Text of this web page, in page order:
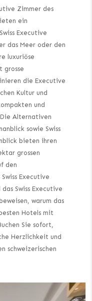
Zimmer des
ein
Executive
das Meer oder den
luxuriöse
grosse
die Executive
Kultur und
und
Alternativen
sowie Swiss
bieten ihren
grossen
den
Executive
Swiss Executive
warum das
Hotels mit
Sie sofort,
Herzlichkeit und
schweizerischen